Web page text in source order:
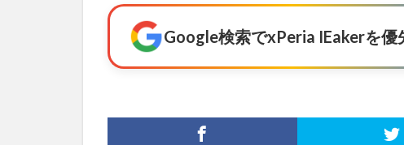
Google検索でxPeria IEakerを優